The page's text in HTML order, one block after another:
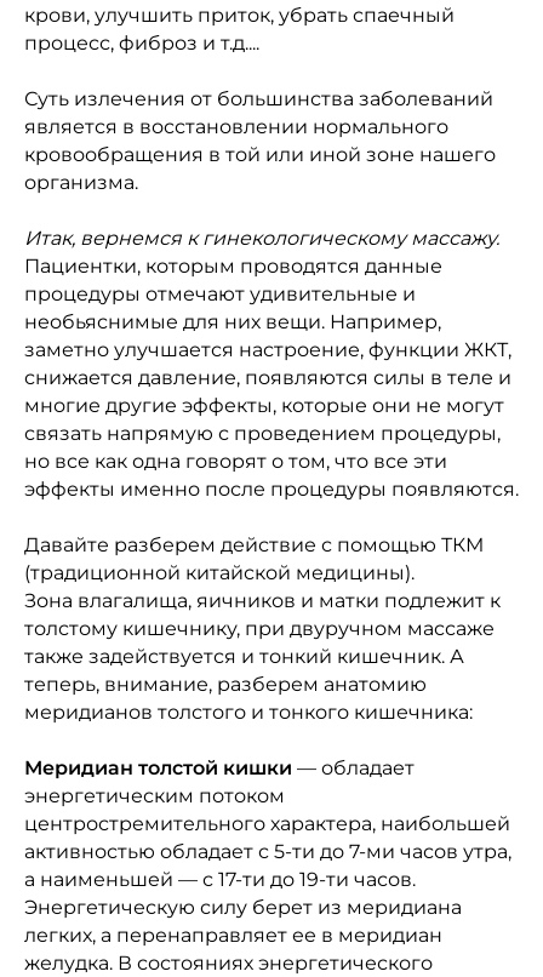
крови, улучшить приток, убрать спаечный
процесс, фиброз и т.д....
Суть излечения от большинства заболеваний
является в восстановлении нормального
кровообращения в той или иной зоне нашего
организма.
Итак, вернемся к гинекологическому массажу.
Пациентки, которым проводятся данные
процедуры отмечают удивительные и
необьяснимые для них вещи. Например,
заметно улучшается настроение, функции ЖКТ,
снижается давление, появляются силы в теле и
многие другие эффекты, которые они не могут
связать напрямую с проведением процедуры,
но все как одна говорят о том, что все эти
эффекты именно после процедуры появляются.
Давайте разберем действие с помощью ТКМ
(традиционной китайской медицины).
Зона влагалища, яичников и матки подлежит к
толстому кишечнику, при двуручном массаже
также задействуется и тонкий кишечник. А
теперь, внимание, разберем анатомию
меридианов толстого и тонкого кишечника:
Меридиан толстой кишки — обладает
энергетическим потоком
центростремительного характера, наибольшей
активностью обладает с 5-ти до 7-ми часов утра,
а наименьшей ― с 17-ти до 19-ти часов.
Энергетическую силу берет из меридиана
легких, а перенаправляет ее в меридиан
желудка. В состояниях энергетического